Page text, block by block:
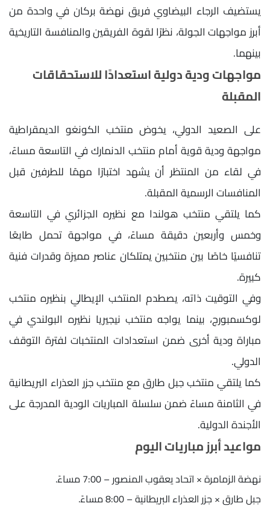
يستضيف الرجاء البيضاوي فريق نهضة بركان في واحدة من
أبرز مواجهات الجولة، نظرًا لقوة الفريقين والمنافسة التاريخية
بينهما.
مواجهات ودية دولية استعدادًا للاستحقاقات
المقبلة
على الصعيد الدولي، يخوض منتخب الكونغو الديمقراطية
مواجهة ودية قوية أمام منتخب الدنمارك في التاسعة مساءً،
في لقاء من المنتظر أن يشهد اختبارًا مهمًا للطرفين قبل
المنافسات الرسمية المقبلة.
كما يلتقي منتخب هولندا مع نظيره الجزائري في التاسعة
وخمس وأربعين دقيقة مساءً، في مواجهة تحمل طابعًا
تنافسيًا خاصًا بين منتخبين يمتلكان عناصر مميزة وقدرات فنية
كبيرة.
وفي التوقيت ذاته، يصطدم المنتخب الإيطالي بنظيره منتخب
لوكسمبورج، بينما يواجه منتخب نيجيريا نظيره البولندي في
مباراة ودية أخرى ضمن استعدادات المنتخبات لفترة التوقف
الدولي.
كما يلتقي منتخب جبل طارق مع منتخب جزر العذراء البريطانية
في الثامنة مساءً ضمن سلسلة المباريات الودية المدرجة على
الأجندة الدولية.
مواعيد أبرز مباريات اليوم
نهضة الزمامرة × اتحاد يعقوب المنصور – 7:00 مساءً.
جبل طارق × جزر العذراء البريطانية – 8:00 مساءً.